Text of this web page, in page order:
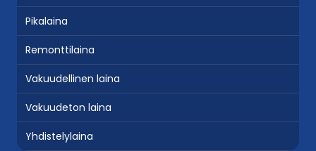
Pikalaina
Remonttilaina
Vakuudellinen laina
Vakuudeton laina
Yhdistelylaina